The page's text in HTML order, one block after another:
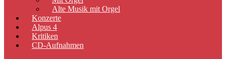
Alte Musik mit Orgel
Konzerte
Alpus 4
Kritiken
CD-Aufnahmen